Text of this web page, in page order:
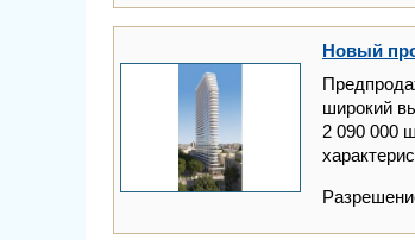
Новый
широкий
2 090 000